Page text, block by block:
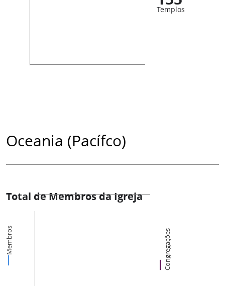
Templos
Oceania (Pacífco)
Total de Membros da Igreja
Membros Congregações